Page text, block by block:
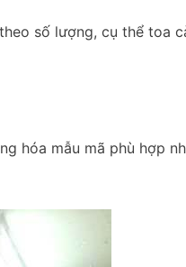
số lượng, cụ thể toa
hóa mẫu mã phù hợp